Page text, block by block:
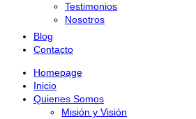
Testimonios
Nosotros
Blog
Contacto
Homepage
Inicio
Quienes Somos
Misión y Visión